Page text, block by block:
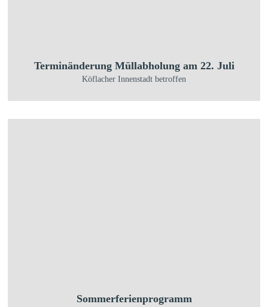
Terminänderung Müllabholung am 22. Juli
Köflacher Innenstadt betroffen
Sommerferienprogramm